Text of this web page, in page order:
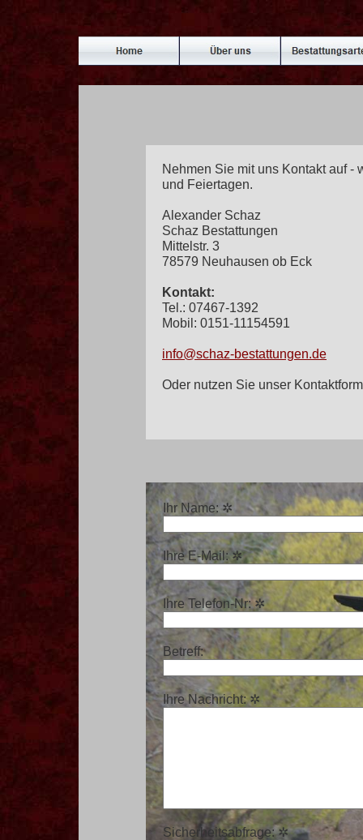
Nehmen Sie mit uns Kontakt auf -
und Feiertagen.
Alexander Schaz
Schaz Bestattungen
Mittelstr. 3
78579 Neuhausen ob Eck
Kontakt:
Tel.: 07467-1392
Mobil: 0151-11154591
info@schaz-bestattungen.de
Oder nutzen Sie unser
Ihr Name: ✲
Ihre E-Mail:✲
Ihre Telefon-Nr:✲
Betreff:
Ihre Nachricht:✲
Sicherheitsabfrage:✲